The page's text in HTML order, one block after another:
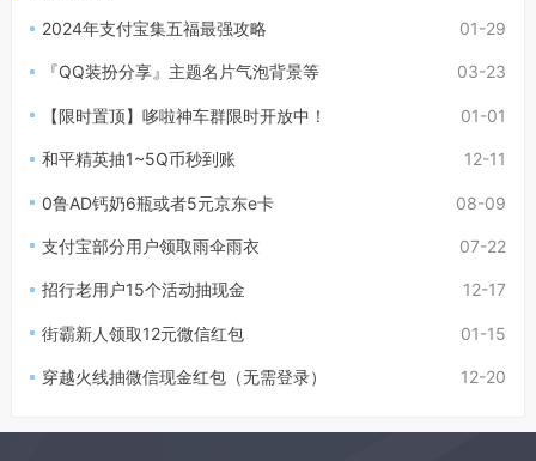
01-29
2024年支付宝集五福最强攻略
03-23
『QQ装扮分享』主题名片气泡背景等
01-01
【限时置顶】哆啦神车群限时开放中！
12-11
和平精英抽1~5Q币秒到账
08-09
0鲁AD钙奶6瓶或者5元京东e卡
07-22
支付宝部分用户领取雨伞雨衣
12-17
招行老用户15个活动抽现金
01-15
街霸新人领取12元微信红包
12-20
穿越火线抽微信现金红包（无需登录）